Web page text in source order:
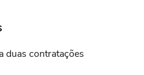
duas contratações